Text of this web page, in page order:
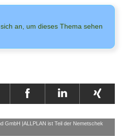
an, um dieses Thema sehen
GmbH ALLPLAN ist Teil der Nemetschek